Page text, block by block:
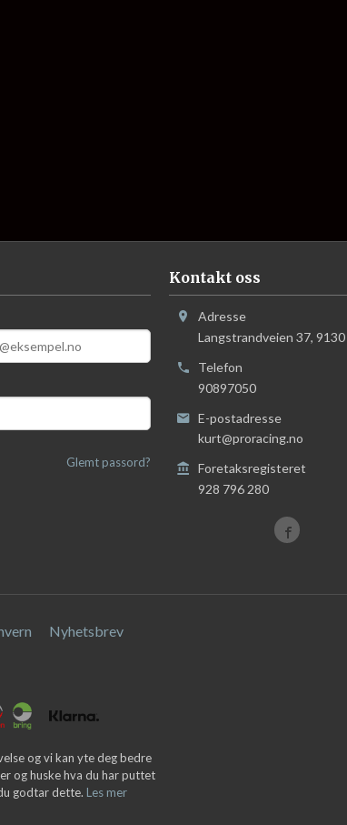
Glemt passord?
Kontakt oss
Adresse
Langstrandveien 37, 9130
Telefon
90897050
E-postadresse
kurt@proracing.no
Foretaksregisteret
928 796 280
Nyhetsbrev
og vi kan yte deg bedre
og huske hva du har puttet
godtar dette. Les mer